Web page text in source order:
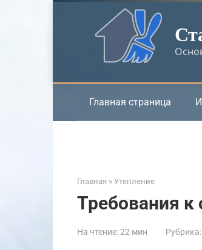
Главная страница
Главная » Утепление
Требования к
На чтение:22 мин Рубрика: